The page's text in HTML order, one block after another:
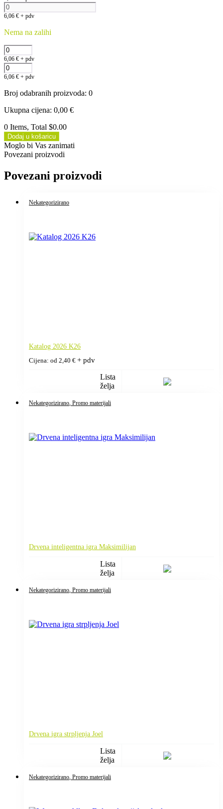
6,06 € + pdv
Nema na zalihi
6,06 € + pdv
6,06 € + pdv
Broj odabranih proizvoda: 0
Ukupna cijena: 0,00 €
0 Items, Total $0.00
Dodaj u košaricu
Moglo bi Vas zanimati
Povezani proizvodi
Povezani proizvodi
Nekategorizirano
Katalog 2026 K26
Cijena: od 2,40 € + pdv
Lista
želja
Nekategorizirano , Promo materijali
Drvena inteligentna igra Maksimilijan
Lista
želja
Nekategorizirano , Promo materijali
Drvena igra strpljenja Joel
Lista
želja
Nekategorizirano , Promo materijali